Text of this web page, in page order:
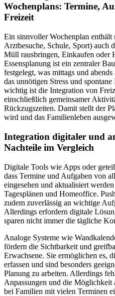
Wochenplans: Termine,
Freizeit
Ein sinnvoller Wochenplan enthält
Arztbesuche, Schule, Sport) auch
Müll rausbringen, Einkaufen oder
Essensplanung ist ein zentraler
festgelegt, was mittags und
das unnötigen Stress und
wichtig ist die Integration von
einschließlich gemeinsamer
Rückzugszeiten. Damit stellt der
wird und das Familienleben
Integration digitaler und
Nachteile im Vergleich
Digitale Tools wie Apps oder
dass Termine und Aufgaben von
eingesehen und aktualisiert
Tagesplänen und Homeoffice.
zudem zuverlässig an wichtige
Allerdings erfordern digitale
sparen nicht immer die tägliche
Analoge Systeme wie
fördern die Sichtbarkeit und
Erwachsene. Sie ermöglichen es,
erfassen und sind besonders
Planung zu arbeiten. Allerdings
Anpassungen und die Möglichkeit
bei Familien mit vielen Terminen